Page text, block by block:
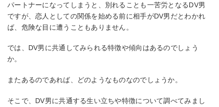
パートナーになってしまうと、別れることも一苦労となるDV男
ですが、恋人としての関係を始める前に相手がDV男だとわかれ
ば、危険な目に遭うこともありません。
では、DV男に共通してみられる特徴や傾向はあるのでしょう
か。
またあるのであれば、どのようなものなのでしょうか。
そこで、DV男に共通する生い立ちや特徴について調べてみまし